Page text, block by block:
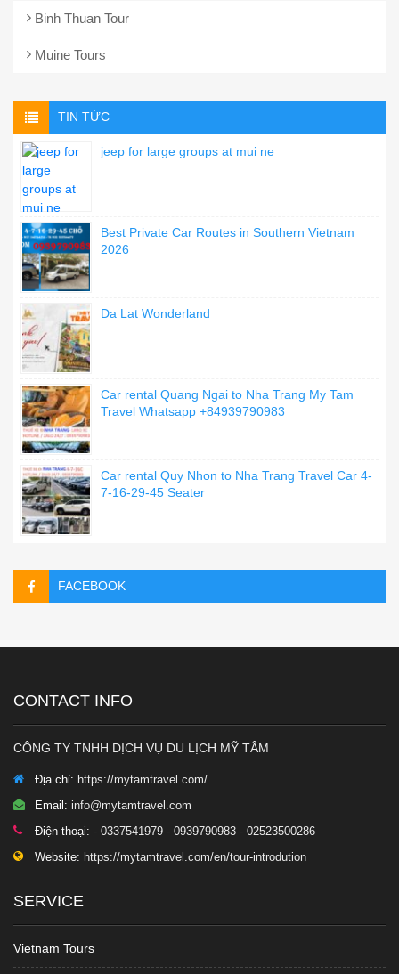
Binh Thuan Tour
Muine Tours
TIN TỨC
jeep for large groups at mui ne
Best Private Car Routes in Southern Vietnam
2026
Da Lat Wonderland
Car rental Quang Ngai to Nha Trang My Tam
Travel Whatsapp +84939790983
Car rental Quy Nhon to Nha Trang Travel Car 4-
7-16-29-45 Seater
FACEBOOK
CONTACT INFO
CÔNG TY TNHH DỊCH VỤ DU LỊCH MỸ TÂM
Địa chỉ: https://mytamtravel.com/
Email: info@mytamtravel.com
Điện thoại: - 0337541979 - 0939790983 - 02523500286
Website: https://mytamtravel.com/en/tour-introdution
SERVICE
Vietnam Tours